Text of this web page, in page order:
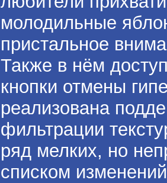
молодильные
пристальное
Также в нём
кнопки отмены
реализована
фильтрации
ряд мелких, но
списком